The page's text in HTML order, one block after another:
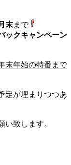
末まで
ックキャンペーン
末年始の特番まで
定が埋まりつつあ
致します。